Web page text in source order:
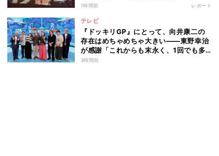
1時間前 レポート
テレビ
『ドッキリGP』にとって、向井康二の
存在はめちゃめちゃ大きい――東野幸治
が感謝「これからも末永く、1回でも多
く出て」
3時間前